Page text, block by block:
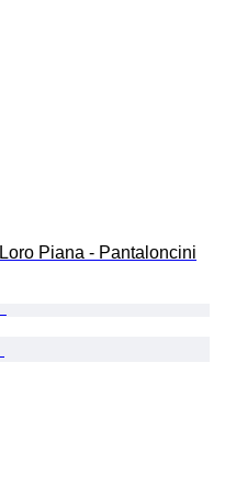
Loro Piana - Pantaloncini